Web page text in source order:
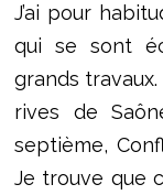
J’ai pour
qui se sont
grands
rives de
septième,
Je trouve que